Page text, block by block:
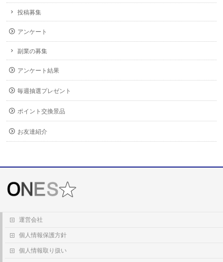
投稿募集
アンケート
副業の募集
アンケート結果
毎週抽選プレゼント
ポイント交換景品
お友達紹介
運営会社
個人情報保護方針
個人情報取り扱い